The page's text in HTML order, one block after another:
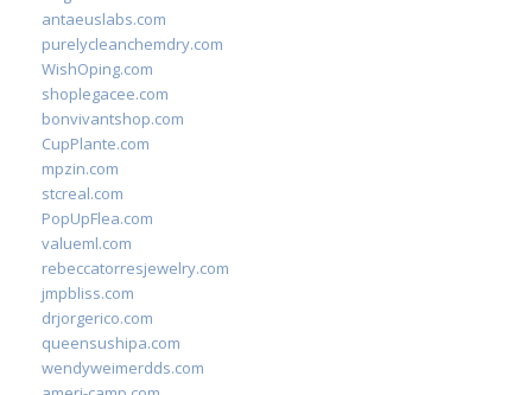
antaeuslabs.com
purelycleanchemdry.com
WishOping.com
shoplegacee.com
bonvivantshop.com
CupPlante.com
mpzin.com
stcreal.com
PopUpFlea.com
valueml.com
rebeccatorresjewelry.com
jmpbliss.com
drjorgerico.com
queensushipa.com
wendyweimerdds.com